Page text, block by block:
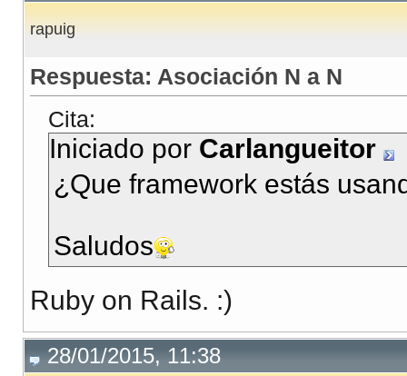
rapuig
Respuesta: Asociación N a N
Cita:
Iniciado por Carlangueitor
¿Que framework estás
Saludos
Ruby on Rails. :)
28/01/2015, 11:38